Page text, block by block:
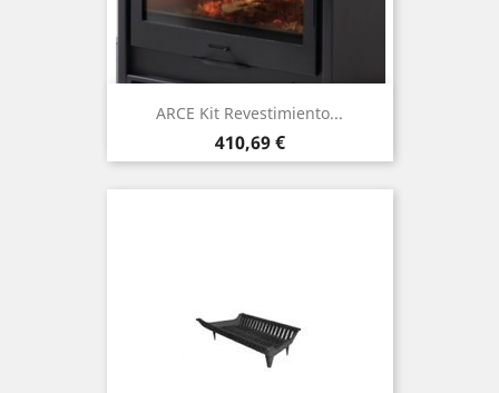
ARCE Kit Revestimiento...
Precio
410,69 €